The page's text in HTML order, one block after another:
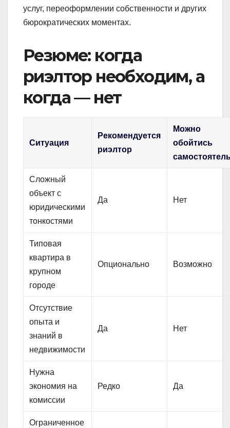
услуг, переоформлении собственности и других
бюрократических моментах.
Резюме: когда
риэлтор необходим, а
когда — нет
Ситуация
Рекомендуется
риэлтор
Можно
обойтись
Сложный
объект с
юридическими
тонкостями
Да Нет
Типовая
квартира в
крупном
городе
Опционально Возможно
Отсутствие
опыта и
знаний в
недвижимости
Да Нет
Нужна
экономия на
комиссии
Редко Да
Ограниченное